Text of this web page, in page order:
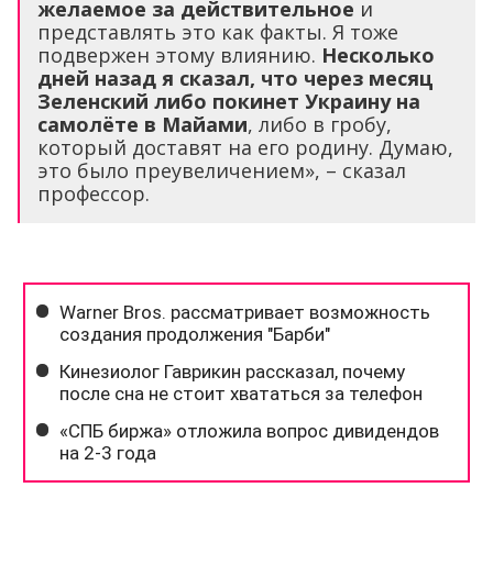
желаемое за действительное и
представлять это как факты. Я тоже
подвержен этому влиянию. Несколько
дней назад я сказал, что через месяц
Зеленский либо покинет Украину на
самолёте в Майами, либо в гробу,
который доставят на его родину. Думаю,
это было преувеличением», – сказал
профессор.